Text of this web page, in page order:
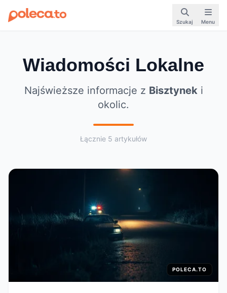
Szukaj Menu
Wiadomości Lokalne
Najświeższe informacje z Bisztyneki
okolic.
Łącznie 5 artykułów
POLECA.TO